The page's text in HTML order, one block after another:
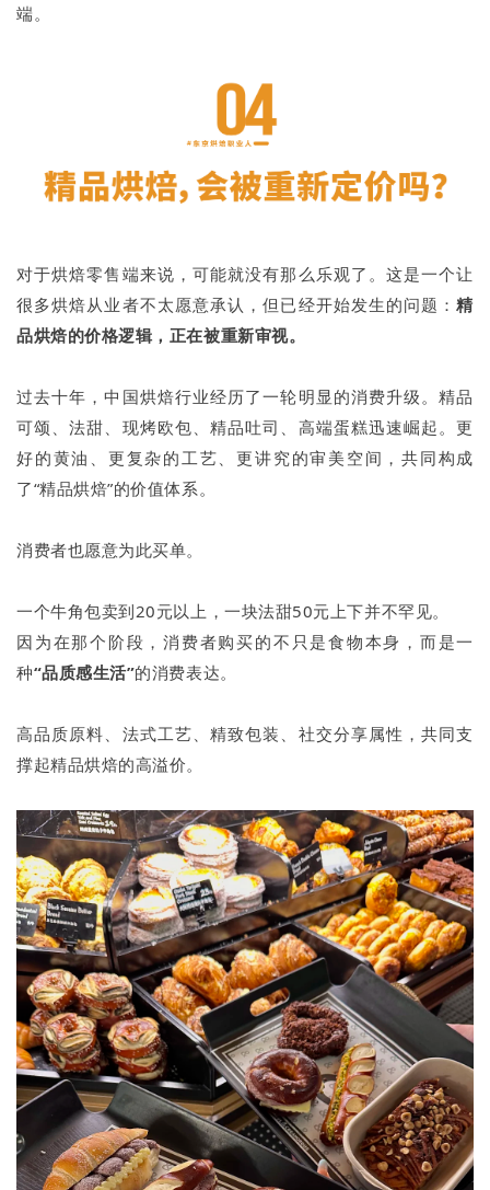
端。
对于烘焙零售端来说，可能就没有那么乐观了。这是一个让
很多烘焙从业者不太愿意承认，但已经开始发生的问题：精
品烘焙的价格逻辑，正在被重新审视。
过去十年，中国烘焙行业经历了一轮明显的消费升级。精品
可颂、法甜、现烤欧包、精品吐司、高端蛋糕迅速崛起。更
好的黄油、更复杂的工艺、更讲究的审美空间，共同构成
了“精品烘焙”的价值体系。
消费者也愿意为此买单。
一个牛角包卖到20元以上，一块法甜50元上下并不罕见。
因为在那个阶段，消费者购买的不只是食物本身，而是一
种“品质感生活”的消费表达。
高品质原料、法式工艺、精致包装、社交分享属性，共同支
撑起精品烘焙的高溢价。